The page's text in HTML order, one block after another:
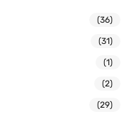
(36)
(31)
(1)
(2)
(29)